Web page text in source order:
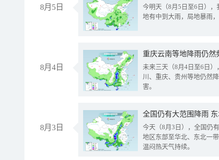
8月5日
今明天（8月5日至6日）
地有中到大雨，局地暴雨
8月4日
重庆云南等地降雨仍然
未来三天（8月4日至6日
川、重庆、贵州等地仍然
害。
8月3日
全国仍有大范围降雨
今天（8月3日），全国仍
地区东部至华北、东北一
温闷热天气持续。